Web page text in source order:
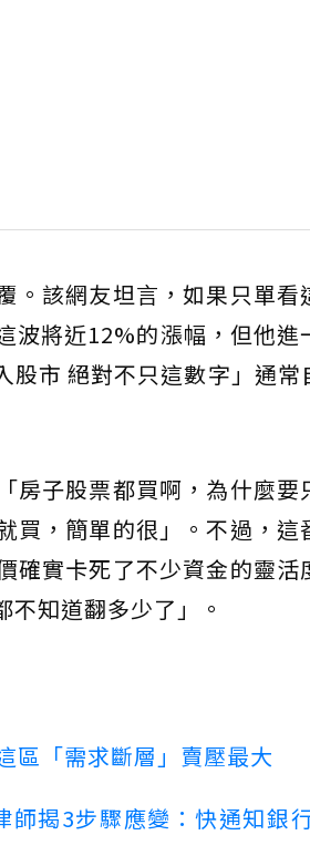
。該網友坦言，如果只單看
波將近12%的漲幅，但他進
市 絕對不只這數字」通常
房子股票都買啊，為什麼要
買，簡單的很」。不過，這
確實卡死了不少資金的靈活
知道翻多少了」。
區「需求斷層」賣壓最大
揭3步驟應變：快通知銀